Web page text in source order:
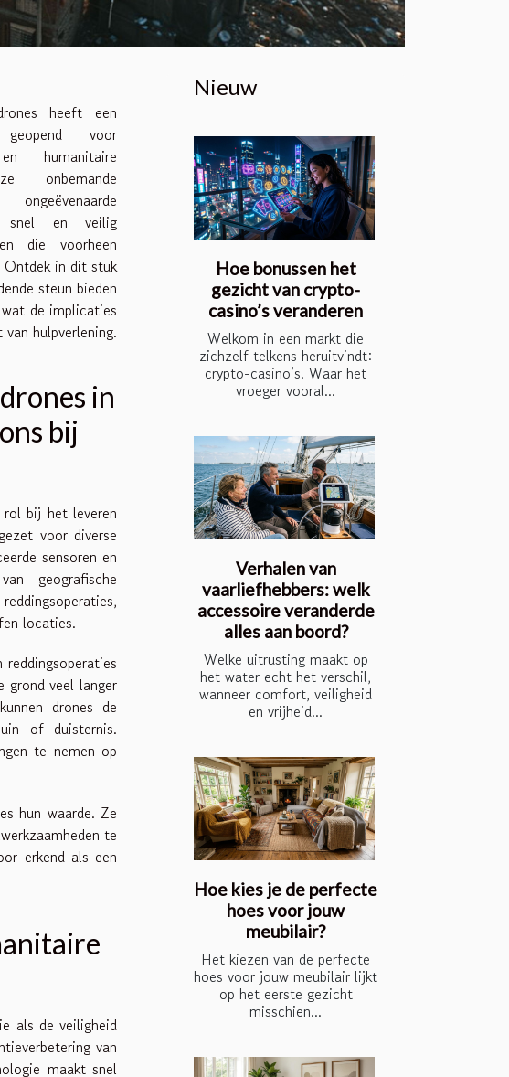
heeft een
voor
humanitaire
onbemande
snel en veilig
die voorheen
Ontdek in dit stuk
steun bieden
de implicaties
hulpverlening.
in
bij
rol bij het leveren
voor diverse
sensoren en
geografische
locaties.
grond veel langer
drones de
of duisternis.
te nemen op
hun waarde. Ze
te
erkend als een
als de veiligheid
van
maakt snel
Nieuw
Hoe bonussen het
gezicht van crypto-
casino’s veranderen
Welkom in een markt die
zichzelf telkens heruitvindt:
crypto-casino’s. Waar het
vroeger vooral...
Verhalen van
vaarliefhebbers: welk
accessoire veranderde
alles aan boord?
Welke uitrusting maakt op
het water echt het verschil,
wanneer comfort, veiligheid
en vrijheid...
Hoe kies je de perfecte
hoes voor jouw
meubilair?
Het kiezen van de perfecte
hoes voor jouw meubilair lijkt
op het eerste gezicht
misschien...